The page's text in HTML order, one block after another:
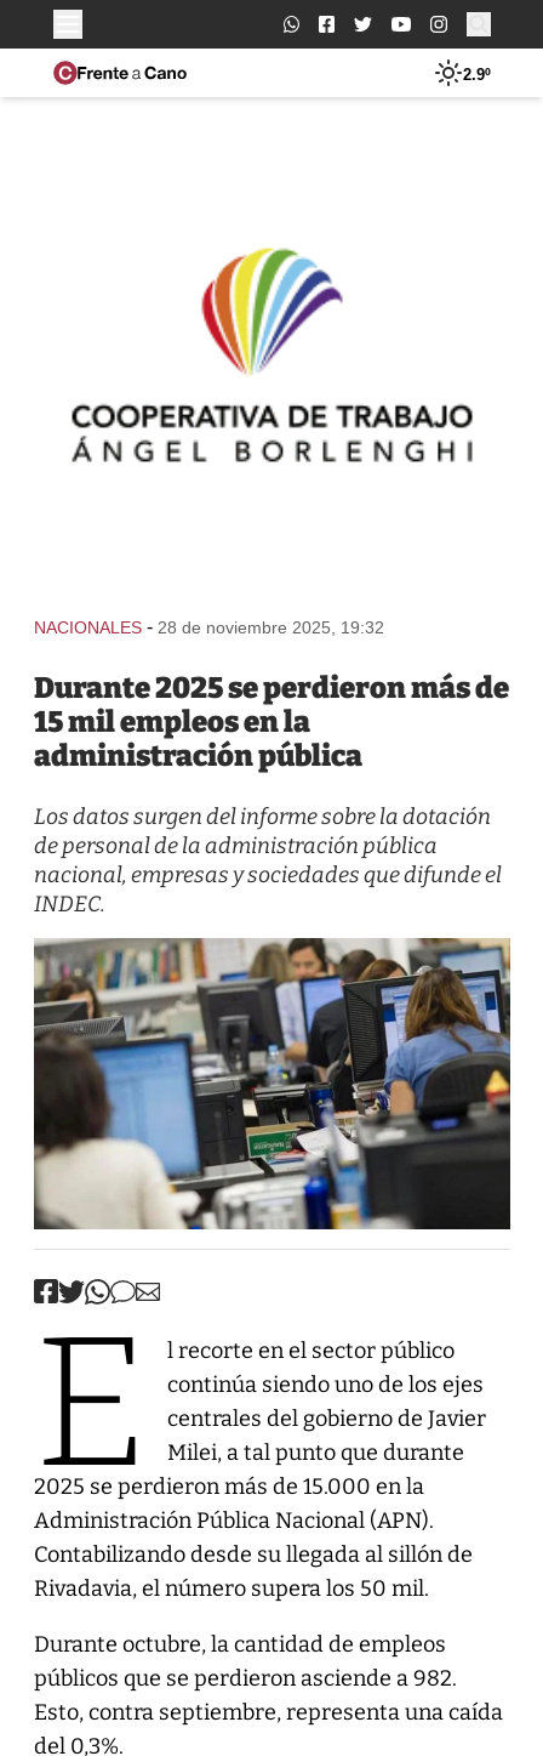
Buscar:
2.9º
NACIONALES - 28 de noviembre 2025, 19:32
Durante 2025 se perdieron más de
15 mil empleos en la
administración pública
Los datos surgen del informe sobre la dotación
de personal de la administración pública
nacional, empresas y sociedades que difunde el
INDEC.
E
l recorte en el sector público
continúa siendo uno de los ejes
centrales del gobierno de Javier
Milei, a tal punto que durante
2025 se perdieron más de 15.000 en la
Administración Pública Nacional (APN).
Contabilizando desde su llegada al sillón de
Rivadavia, el número supera los 50 mil.
Durante octubre, la cantidad de empleos
públicos que se perdieron asciende a 982.
Esto, contra septiembre, representa una caída
del 0,3%.